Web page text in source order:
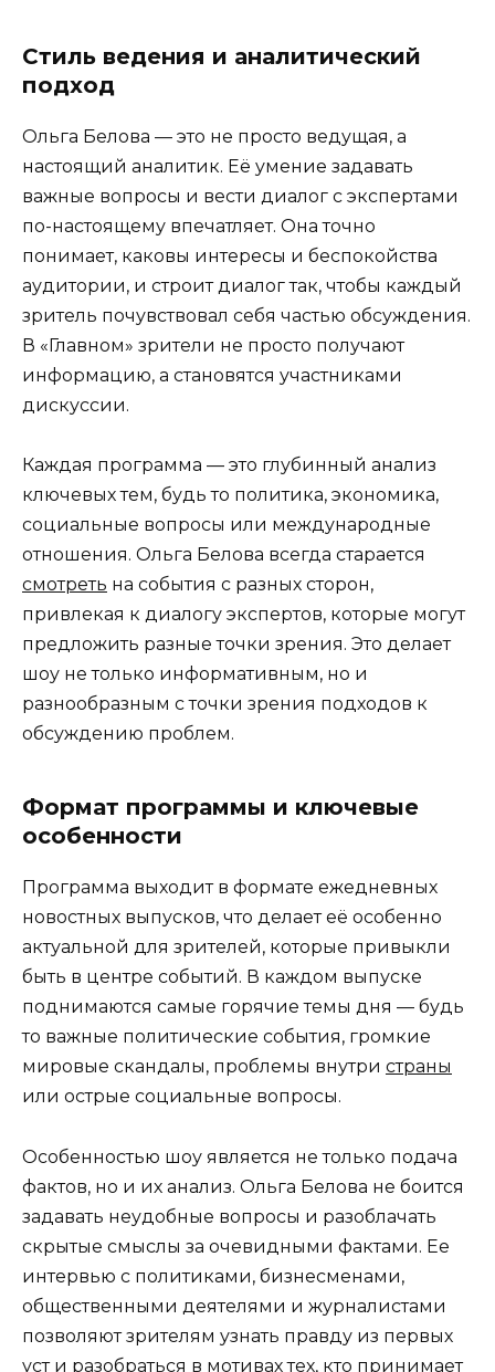
Стиль ведения и аналитический
подход
Ольга Белова — это не просто ведущая, а
настоящий аналитик. Её умение задавать
важные вопросы и вести диалог с экспертами
по-настоящему впечатляет. Она точно
понимает, каковы интересы и беспокойства
аудитории, и строит диалог так, чтобы каждый
зритель почувствовал себя частью обсуждения.
В «Главном» зрители не просто получают
информацию, а становятся участниками
дискуссии.
Каждая программа — это глубинный анализ
ключевых тем, будь то политика, экономика,
социальные вопросы или международные
отношения. Ольга Белова всегда старается
смотреть на события с разных сторон,
привлекая к диалогу экспертов, которые могут
предложить разные точки зрения. Это делает
шоу не только информативным, но и
разнообразным с точки зрения подходов к
обсуждению проблем.
Формат программы и ключевые
особенности
Программа выходит в формате ежедневных
новостных выпусков, что делает её особенно
актуальной для зрителей, которые привыкли
быть в центре событий. В каждом выпуске
поднимаются самые горячие темы дня — будь
то важные политические события, громкие
мировые скандалы, проблемы внутри страны
или острые социальные вопросы.
Особенностью шоу является не только подача
фактов, но и их анализ. Ольга Белова не боится
задавать неудобные вопросы и разоблачать
скрытые смыслы за очевидными фактами. Ее
интервью с политиками, бизнесменами,
общественными деятелями и журналистами
позволяют зрителям узнать правду из первых
уст и разобраться в мотивах тех, кто принимает